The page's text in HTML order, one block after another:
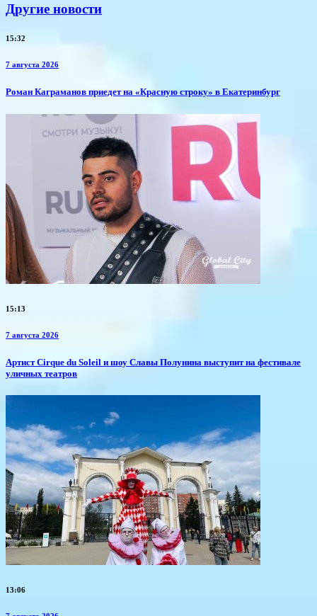
Другие новости
15:32
7 августа 2026
​Роман Каграманов приедет на «Красную строку» в Екатеринбург
15:13
7 августа 2026
Артист Cirque du Soleil и шоу Славы Полунина выступит на фестивале
уличных театров
13:06